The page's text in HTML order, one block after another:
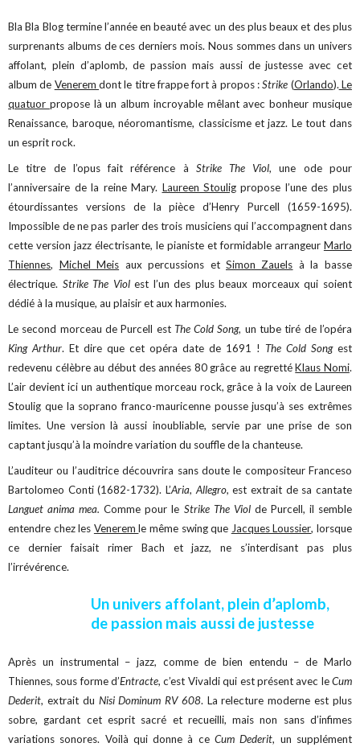
Bla Bla Blog termine l’année en beauté avec un des plus beaux et des plus
surprenants albums de ces derniers mois. Nous sommes dans un univers
affolant, plein d’aplomb, de passion mais aussi de justesse avec cet
album de Venerem dont le titre frappe fort à propos :Strike (Orlando). Le
quatuor propose là un album incroyable mêlant avec bonheur musique
Renaissance, baroque, néoromantisme, classicisme et jazz. Le tout dans
un esprit rock.
Le titre de l’opus fait référence à Strike The Viol, une ode pour
l’anniversaire de la reine Mary. Laureen Stouligpropose l’une des plus
étourdissantes versions de la pièce d’Henry Purcell (1659-1695).
Impossible de ne pas parler des trois musiciens qui l’accompagnent dans
cette version jazz électrisante, le pianiste et formidable arrangeur Marlo
Thiennes, Michel Meis aux percussions et Simon Zauels à la basse
électrique. Strike The Violest l’un des plus beaux morceaux qui soient
dédié à la musique, au plaisir et aux harmonies.
Le second morceau de Purcell est The Cold Song, un tube tiré de l’opéra
King Arthur. Et dire que cet opéra date de 1691 ! The Cold Songest
redevenu célèbre au début des années 80 grâce au regrettéKlaus Nomi.
L’air devient ici un authentique morceau rock, grâce à la voix de Laureen
Stoulig que la soprano franco-mauricenne pousse jusqu’à ses extrêmes
limites. Une version là aussi inoubliable, servie par une prise de son
captant jusqu’à la moindre variation du souffle de la chanteuse.
L’auditeur ou l’auditrice découvrira sans doute le compositeur Franceso
Bartolomeo Conti (1682-1732). L’Aria,Allegro, est extrait de sa cantate
Languet anima mea. Comme pour le Strike The Violde Purcell, il semble
entendre chez les Veneremle même swing que Jacques Loussier, lorsque
ce dernier faisait rimer Bach et jazz, ne s’interdisant pas plus
l’irrévérence.
Un univers affolant, plein d’aplomb,
de passion mais aussi de justesse
Après un instrumental – jazz, comme de bien entendu – de Marlo
Thiennes, sous forme d’Entracte, c’est Vivaldi qui est présent avec leCum
Dederit, extrait du Nisi Dominum RV 608. La relecture moderne est plus
sobre, gardant cet esprit sacré et recueilli, mais non sans d’infimes
variations sonores. Voilà qui donne à ceCum Dederit, un supplément